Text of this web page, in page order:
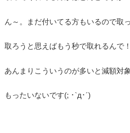
ん～。まだ付いてる方もいるので取
取ろうと思えばもう秒で取れるんで
あんまりこういうのが多いと減額対
もったいないです(; ･`д･´)